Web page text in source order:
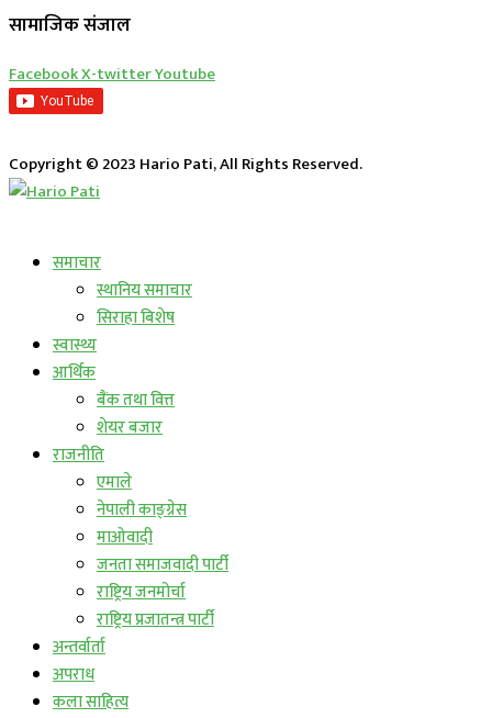
सामाजिक संजाल
FacebookX-twitterYoutube
Copyright © 2023 Hario Pati, All Rights Reserved.
समाचार
स्थानिय समाचार
सिराहा बिशेष
स्वास्थ्य
आर्थिक
बैंक तथा वित्त
शेयर बजार
राजनीति
एमाले
नेपाली काङ्ग्रेस
माओवादी
जनता समाजवादी पार्टी
राष्ट्रिय जनमोर्चा
राष्ट्रिय प्रजातन्त्र पार्टी
अन्तर्वार्ता
अपराध
कला साहित्य